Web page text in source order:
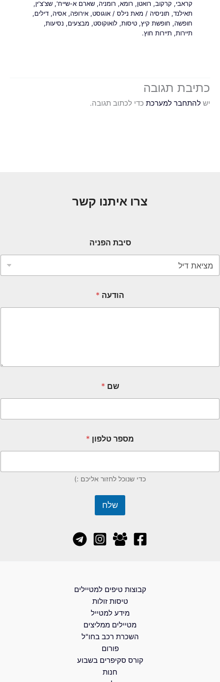
קראבי, קרקוב, רואטן, רומא, רומניה,שארם א-שייח',שצ'צ'ין,
תאילנד, תוניסיה / מאת נילס/אוגוסט,אירופה,אסיה,דילים,
חופשה, חופשת קיץ,טיסות,לואוקוסט, מבצעים, נסיעות,
תיירות, תיירות חוץ.
כתיבת תגובה
יש להתחבר למערכת כדי לכתוב תגובה.
צרו איתנו קשר
סיבת הפניה
הודעה *
שם *
מספר טלפון *
כדי שנוכל לחזור אליכם :)
שלח
קבוצות טיפים למטיילים
טיסות זולות
מידע למטייל
מטיילים ממליצים
השכרת רכב בחו"ל
פורום
קורס סקיפרים בשבוע
חנות